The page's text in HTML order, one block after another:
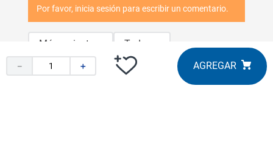
＋
－
Por favor, inicia sesión para escribir un comentario.
Más reciente Todos